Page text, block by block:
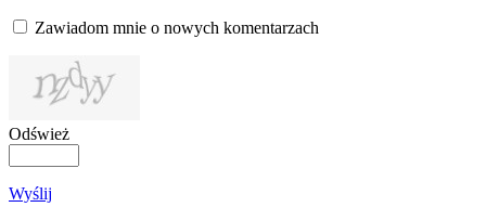
Zawiadom mnie o nowych komentarzach
Odśwież
Wyślij